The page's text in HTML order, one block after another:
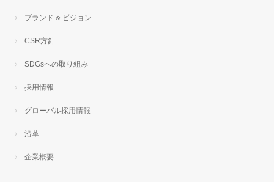
ブランド & ビジョン
CSR方針
SDGsへの取り組み
採用情報
グローバル採用情報
沿革
企業概要